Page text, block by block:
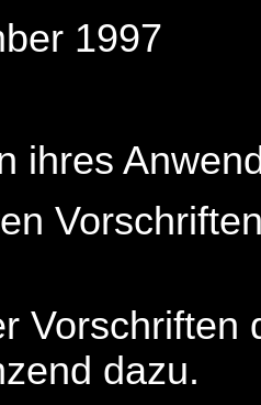
1997
ihres
Vorschriften
dazu.